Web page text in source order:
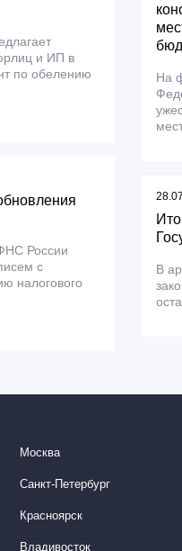
и ИП в
по обелению
России
с
налогового
На
В
Москва
Санкт-Петербург
Красноярск
Владивосток